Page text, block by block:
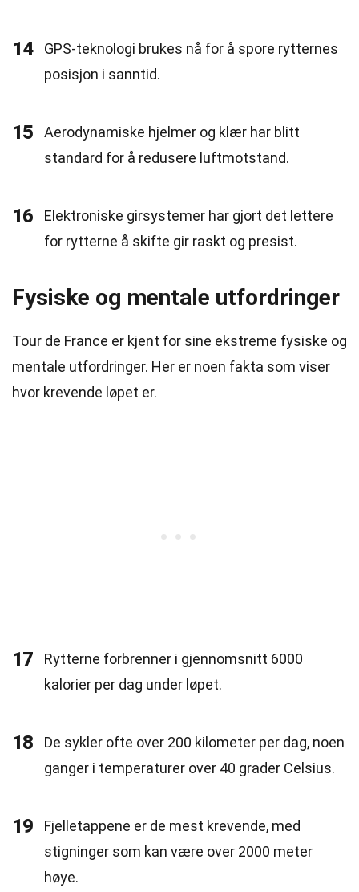
14
GPS-teknologi brukes nå for å spore rytternes
posisjon i sanntid.
15
Aerodynamiske hjelmer og klær har blitt
standard for å redusere luftmotstand.
16
Elektroniske girsystemer har gjort det lettere
for rytterne å skifte gir raskt og presist.
Fysiske og mentale utfordringer
Tour de France er kjent for sine ekstreme fysiske og
mentale utfordringer. Her er noen fakta som viser
hvor krevende løpet er.
17
Rytterne forbrenner i gjennomsnitt 6000
kalorier per dag under løpet.
18
De sykler ofte over 200 kilometer per dag, noen
ganger i temperaturer over 40 grader Celsius.
19
Fjelletappene er de mest krevende, med
stigninger som kan være over 2000 meter
høye.